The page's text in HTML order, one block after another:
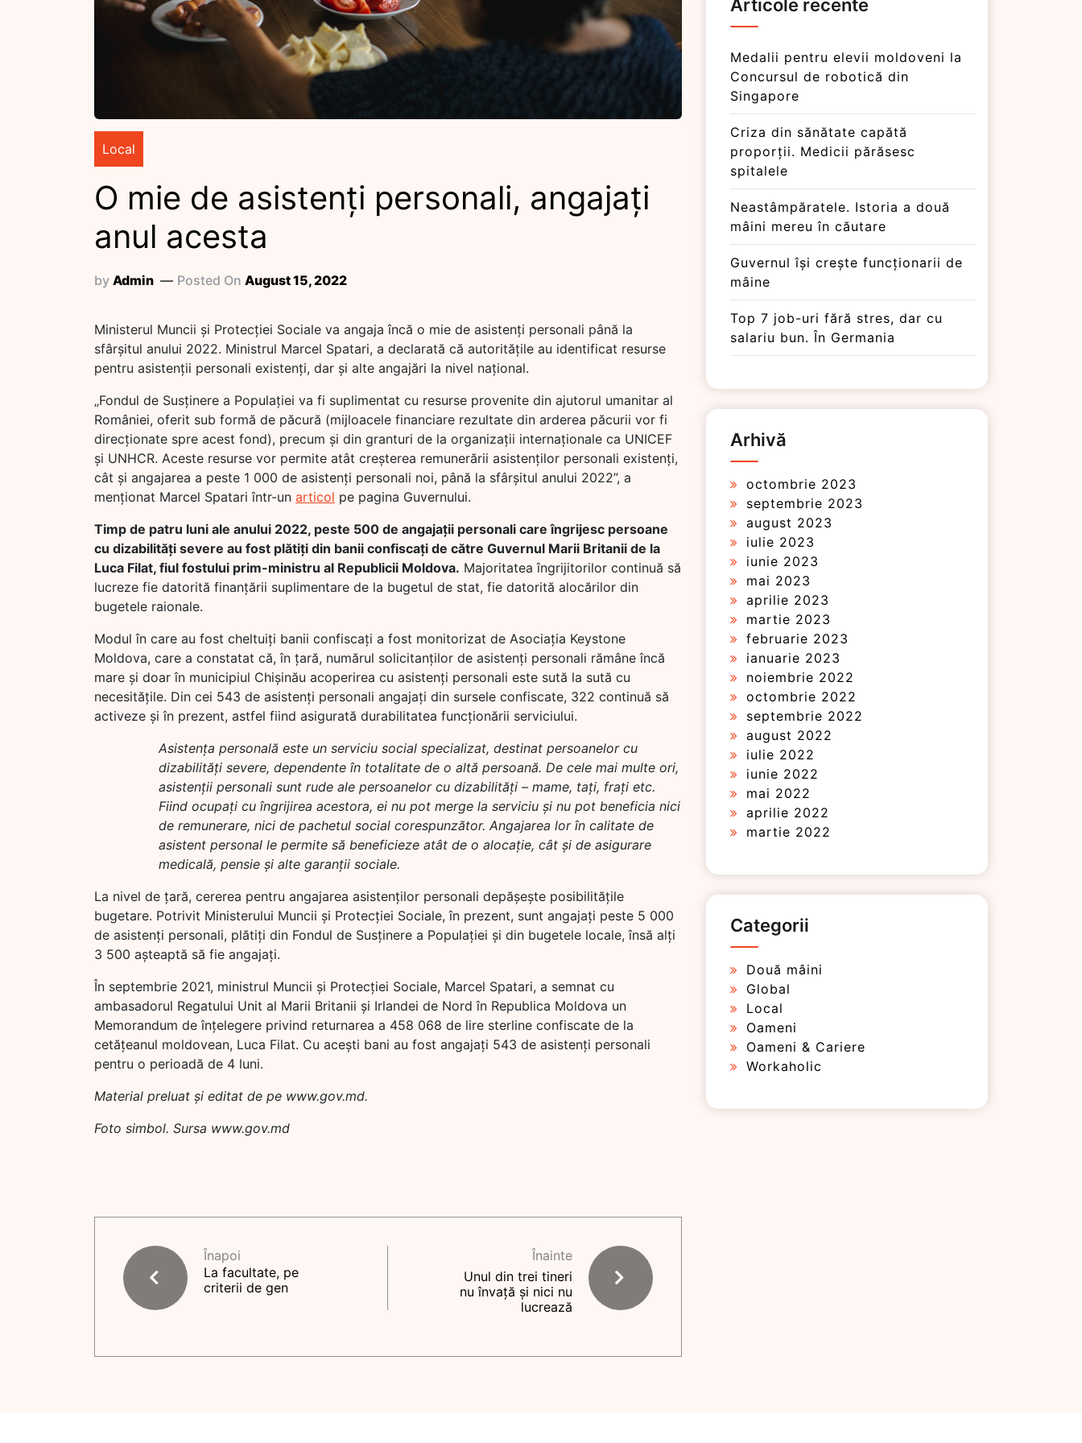
Local
O mie de asistenți personali, angajați
anul acesta
by Admin Posted On August 15, 2022
Ministerul Muncii și Protecției Sociale va angaja încă o mie de asistenți personali până la
sfârșitul anului 2022. Ministrul Marcel Spatari, a declarată că autoritățile au identificat resurse
pentru asistenții personali existenți, dar și alte angajări la nivel național.
„Fondul de Susținere a Populației va fi suplimentat cu resurse provenite din ajutorul umanitar al
României, oferit sub formă de păcură (mijloacele financiare rezultate din arderea păcurii vor fi
direcționate spre acest fond), precum și din granturi de la organizații internaționale ca UNICEF
și UNHCR. Aceste resurse vor permite atât creșterea remunerării asistenților personali existenți,
cât și angajarea a peste 1 000 de asistenți personali noi, până la sfârșitul anului 2022”, a
menționat Marcel Spatari într-un articol pe pagina Guvernului.
Timp de patru luni ale anului 2022, peste 500 de angajații personali care îngrijesc persoane
cu dizabilități severe au fost plătiți din banii confiscați de către Guvernul Marii Britanii de la
Luca Filat, fiul fostului prim-ministru al Republicii Moldova. Majoritatea îngrijitorilor continuă să
lucreze fie datorită finanțării suplimentare de la bugetul de stat, fie datorită alocărilor din
bugetele raionale.
Modul în care au fost cheltuiți banii confiscați a fost monitorizat de Asociația Keystone
Moldova, care a constatat că, în țară, numărul solicitanților de asistenți personali rămâne încă
mare și doar în municipiul Chișinău acoperirea cu asistenți personali este sută la sută cu
necesitățile. Din cei 543 de asistenți personali angajați din sursele confiscate, 322 continuă să
activeze și în prezent, astfel fiind asigurată durabilitatea funcționării serviciului.
Asistența personală este un serviciu social specializat, destinat persoanelor cu
dizabilități severe, dependente în totalitate de o altă persoană. De cele mai multe ori,
asistenții personali sunt rude ale persoanelor cu dizabilități – mame, tați, frați etc.
Fiind ocupați cu îngrijirea acestora, ei nu pot merge la serviciu și nu pot beneficia nici
de remunerare, nici de pachetul social corespunzător. Angajarea lor în calitate de
asistent personal le permite să beneficieze atât de o alocație, cât și de asigurare
medicală, pensie și alte garanții sociale.
La nivel de țară, cererea pentru angajarea asistenților personali depășește posibilitățile
bugetare. Potrivit Ministerului Muncii și Protecției Sociale, în prezent, sunt angajați peste 5 000
de asistenți personali, plătiți din Fondul de Susținere a Populației și din bugetele locale, însă alți
3 500 așteaptă să fie angajați.
În septembrie 2021, ministrul Muncii și Protecției Sociale, Marcel Spatari, a semnat cu
ambasadorul Regatului Unit al Marii Britanii și Irlandei de Nord în Republica Moldova un
Memorandum de înțelegere privind returnarea a 458 068 de lire sterline confiscate de la
cetățeanul moldovean, Luca Filat. Cu acești bani au fost angajați 543 de asistenți personali
pentru o perioadă de 4 luni.
Material preluat și editat de pe www.gov.md.
Foto simbol. Sursa www.gov.md
Înapoi
La facultate, pe
criterii de gen
Înainte
Unul din trei tineri
nu învață și nici nu
lucrează
Articole recente
Medalii pentru elevii moldoveni la
Concursul de robotică din
Singapore
Criza din sănătate capătă
proporții. Medicii părăsesc
spitalele
Neastâmpăratele. Istoria a două
mâini mereu în căutare
Guvernul își crește funcționarii de
mâine
Top 7 job-uri fără stres, dar cu
salariu bun. În Germania
Arhivă
octombrie 2023
septembrie 2023
august 2023
iulie 2023
iunie 2023
mai 2023
aprilie 2023
martie 2023
februarie 2023
ianuarie 2023
noiembrie 2022
octombrie 2022
septembrie 2022
august 2022
iulie 2022
iunie 2022
mai 2022
aprilie 2022
martie 2022
Categorii
Două mâini
Global
Local
Oameni
Oameni & Cariere
Workaholic